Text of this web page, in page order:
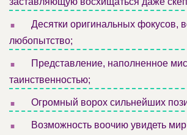
.
Десятки оригинальных фокусов,
любопытство;
.
Представление, наполненное
таинственностью;
. Огромный ворох сильнейших
.
Возможность воочию увидеть